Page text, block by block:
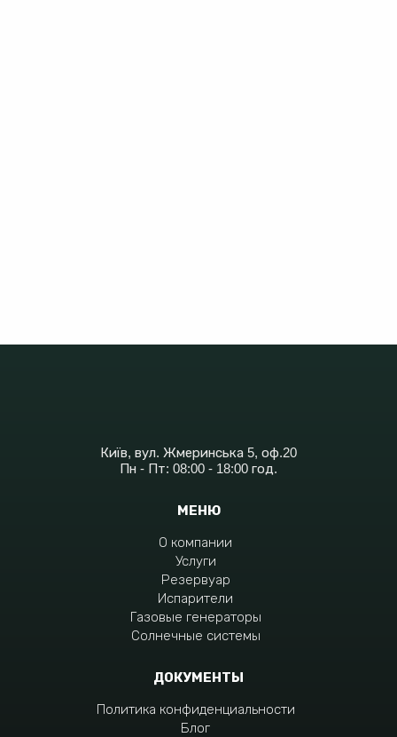
Київ, вул. Жмеринська 5, оф.20
Пн - Пт: 08:00 - 18:00 год.
МЕНЮ
О компании
Услуги
Резервуар
Испарители
Газовые генераторы
Солнечные системы
ДОКУМЕНТЫ
Политика конфиденциальности
Блог